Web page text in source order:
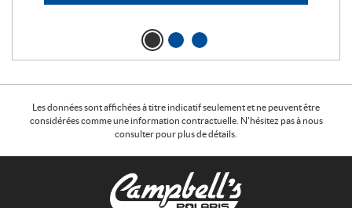
Les données sont affichées à titre indicatif seulement et ne peuvent être
considérées comme une information contractuelle. N'hésitez pas à nous
consulter pour plus de détails.